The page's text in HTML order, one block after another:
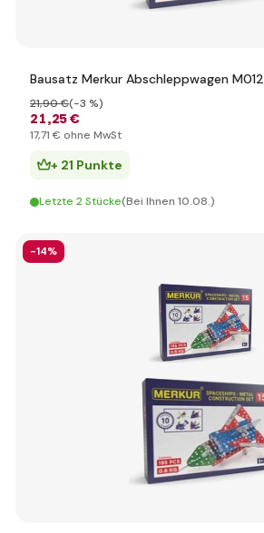
Bausatz Merkur Abschleppwagen M012
21,25 €
21,90 €(-3 %)
17,71 € ohne MwSt
+ 21 Punkte
Letzte 2 Stücke(Bei Ihnen 10.08.)
-14%